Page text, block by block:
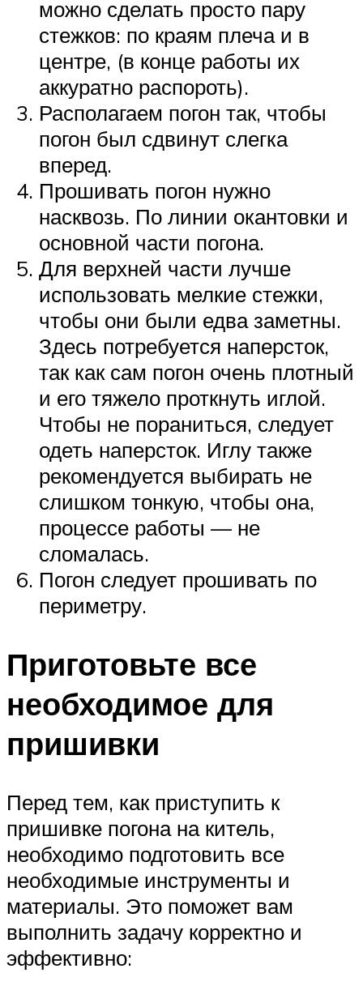
можно сделать просто пару
стежков: по краям плеча и в
центре, (в конце работы их
аккуратно распороть).
Располагаем погон так, чтобы
погон был сдвинут слегка
вперед.
Прошивать погон нужно
насквозь. По линии окантовки и
основной части погона.
Для верхней части лучше
использовать мелкие стежки,
чтобы они были едва заметны.
Здесь потребуется наперсток,
так как сам погон очень плотный
и его тяжело проткнуть иглой.
Чтобы не пораниться, следует
одеть наперсток. Иглу также
рекомендуется выбирать не
слишком тонкую, чтобы она,
процессе работы — не
сломалась.
Погон следует прошивать по
периметру.
Приготовьте все
необходимое для
пришивки
Перед тем, как приступить к
пришивке погона на китель,
необходимо подготовить все
необходимые инструменты и
материалы. Это поможет вам
выполнить задачу корректно и
эффективно: